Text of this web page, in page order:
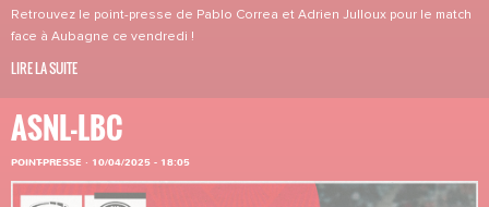
Retrouvez le point-presse de Pablo Correa et Adrien Julloux pour le match
face à Aubagne ce vendredi !
LIRE LA SUITE
ASNL-LBC
POINT-PRESSE · 10/04/2025 - 18:05